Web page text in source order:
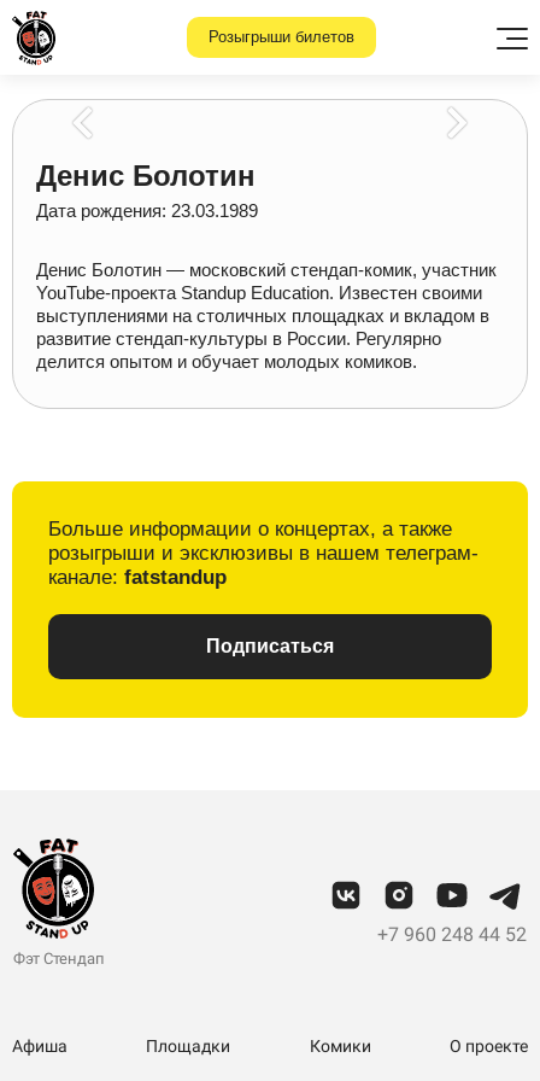
Розыгрыши билетов
Денис Болотин
Дата рождения: 23.03.1989
Денис Болотин — московский стендап-комик, участник
YouTube-проекта Standup Education. Известен своими
выступлениями на столичных площадках и вкладом в
развитие стендап-культуры в России. Регулярно
делится опытом и обучает молодых комиков.
Больше информации о концертах, а также
розыгрыши и эксклюзивы в нашем телеграм-
канале: fatstandup
Подписаться
Фэт Стендап
+7 960 248 44 52
Афиша Площадки Комики О проекте